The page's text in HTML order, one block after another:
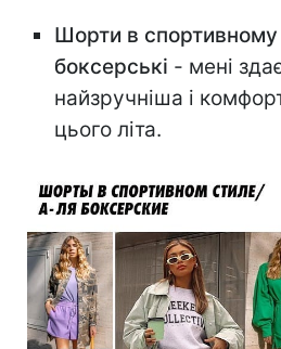
Шорти в спортивному
боксерські - мені
найзручніша і
цього літа.